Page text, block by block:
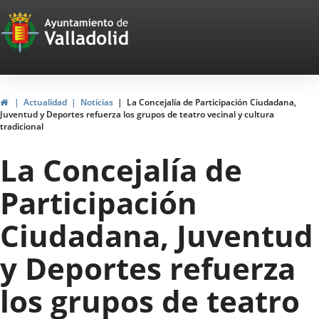
Portal
Web
del
Ayuntamiento
de
Valladolid
HomeActualidad Noticias
La Concejalía de Participación Ciudadana,
Juventud y Deportes refuerza los grupos de teatro vecinal y cultura
tradicional
La Concejalía de
Participación
Ciudadana, Juventud
y Deportes refuerza
los grupos de teatro